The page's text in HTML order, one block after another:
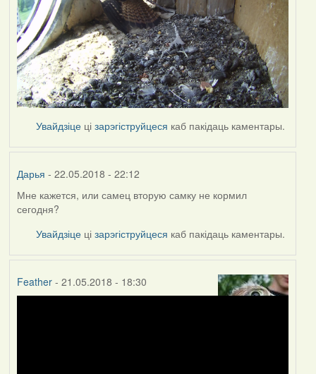
Увайдзіце цізарэгіструйцеся каб пакідаць каментары.
Дарья - 22.05.2018 - 22:12
Мне кажется, или самец вторую самку не кормил
сегодня?
Увайдзіце цізарэгіструйцеся каб пакідаць каментары.
Feather- 21.05.2018 - 18:30